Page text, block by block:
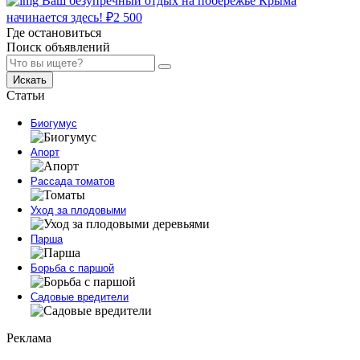
начинается здесь! ₽2 500
Где остановиться
Поиск объявлений
Искать
Статьи
Биогумус
Апорт
Рассада томатов
Уход за плодовыми
Парша
Борьба с паршой
Садовые вредители
Реклама